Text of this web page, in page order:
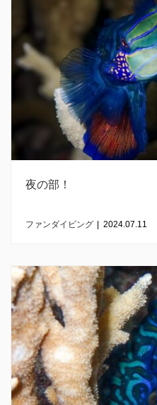
夜の部！
ファンダイビング 2024.07.11